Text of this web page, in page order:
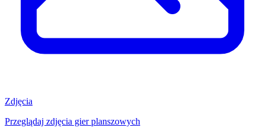
Zdjęcia
Przeglądaj zdjęcia gier planszowych